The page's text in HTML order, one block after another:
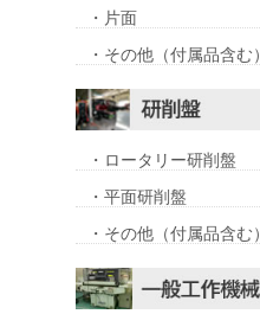
・片面
・その他（付属品含む）
・ロータリー研削盤
・平面研削盤
・その他（付属品含む）